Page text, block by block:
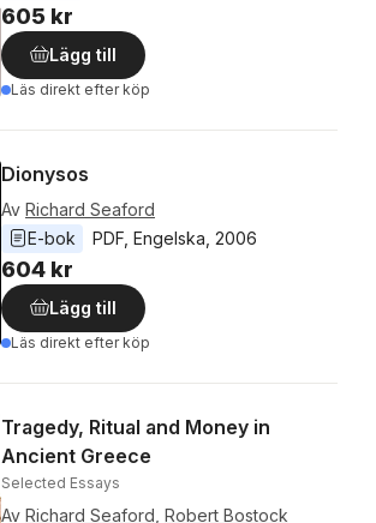
605 kr
Lägg till
Läs direkt efter köp
Dionysos
Av Richard Seaford
E-bok
PDF Engelska 2006
604 kr
Lägg till
Läs direkt efter köp
Tragedy, Ritual and Money in
Ancient Greece
Selected Essays
Av Richard Seaford Robert Bostock